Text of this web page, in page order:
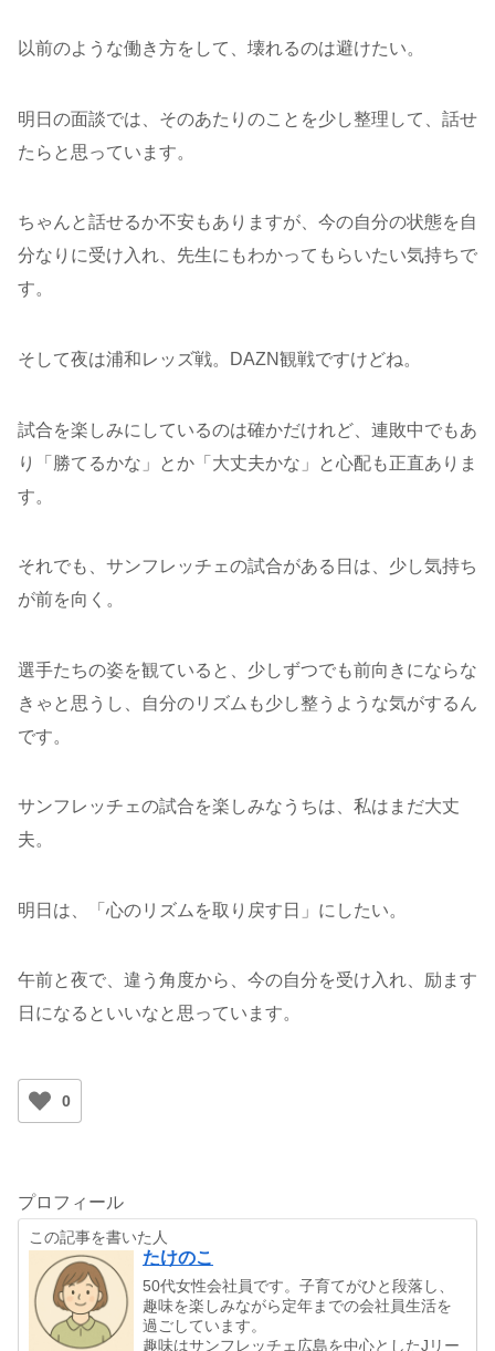
以前のような働き方をして、壊れるのは避けたい。
明日の面談では、そのあたりのことを少し整理して、話せ
たらと思っています。
ちゃんと話せるか不安もありますが、今の自分の状態を自
分なりに受け入れ、先生にもわかってもらいたい気持ちで
す。
そして夜は浦和レッズ戦。DAZN観戦ですけどね。
試合を楽しみにしているのは確かだけれど、連敗中でもあ
り「勝てるかな」とか「大丈夫かな」と心配も正直ありま
す。
それでも、サンフレッチェの試合がある日は、少し気持ち
が前を向く。
選手たちの姿を観ていると、少しずつでも前向きにならな
きゃと思うし、自分のリズムも少し整うような気がするん
です。
サンフレッチェの試合を楽しみなうちは、私はまだ大丈
夫。
明日は、「心のリズムを取り戻す日」にしたい。
午前と夜で、違う角度から、今の自分を受け入れ、励ます
日になるといいなと思っています。
0
プロフィール
この記事を書いた人
たけのこ
50代女性会社員です。子育てがひと段落し、
趣味を楽しみながら定年までの会社員生活を
過ごしています。
趣味はサンフレッチェ広島を中心としたJリー